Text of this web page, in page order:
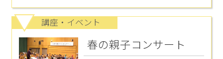
講座・イベント
春の親子コンサート